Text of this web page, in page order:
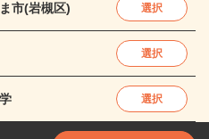
市(岩槻区) 選択
選択
選択